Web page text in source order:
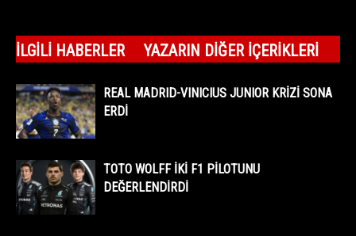
İLGILI HABERLER YAZARIN DIĞER İÇERIKLERI
REAL MADRID-VINICIUS JUNIOR KRİZİ SONA
ERDİ
TOTO WOLFF İKİ F1 PİLOTUNU
DEĞERLENDİRDİ